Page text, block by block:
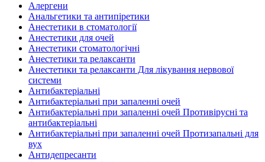
Алергени
Анальгетики та антипіретики
Анестетики в стоматології
Анестетики для очей
Анестетики стоматологічні
Анестетики та релаксанти
Анестетики та релаксанти Для лікування нервової
системи
Антибактеріальні
Антибактеріальні при запаленні очей
Антибактеріальні при запаленні очей Противірусні та
антибактеріальні
Антибактеріальні при запаленні очей Протизапальні для
вух
Антидепресанти